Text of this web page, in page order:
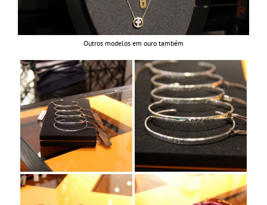
Outros modelos em ouro também